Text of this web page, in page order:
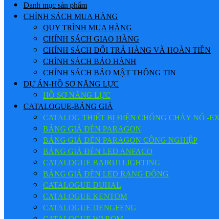
Danh mục sản phẩm
CHÍNH SÁCH MUA HÀNG
QUY TRÌNH MUA HÀNG
CHÍNH SÁCH GIAO HÀNG
CHÍNH SÁCH ĐỔI TRẢ HÀNG VÀ HOÀN TIỀN
CHÍNH SÁCH BẢO HÀNH
CHÍNH SÁCH BẢO MẬT THÔNG TIN
DỰ ÁN-HỒ SƠ NĂNG LỰC
HỒ SƠ NĂNG LỰC
CATALOGUE-BẢNG GIÁ
CATALOG THIẾT BỊ ĐIỆN CHỐNG CHÁY NỔ -
BẢNG GIÁ ĐÈN PARAGON
BẢNG GIÁ ĐÈN PARAGON CÔNG NGHIỆP
BẢNG GIÁ ĐÈN LED ANFACO
CATALOGUE BAIRUI LIGHTING
BẢNG GIÁ ĐÈN LED RẠNG ĐÔNG
CATALOGUE DUHAL
CATALOGUE KENTOM
CATALOGUE DENGFENG